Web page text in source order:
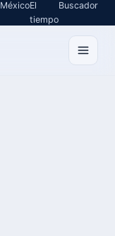
MéxicoEl
tiempo
Buscador